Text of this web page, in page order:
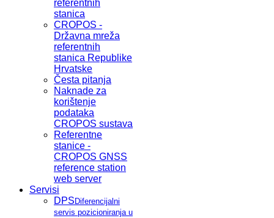
referentnih
stanica
CROPOS -
Državna mreža
referentnih
stanica Republike
Hrvatske
Česta pitanja
Naknade za
korištenje
podataka
CROPOS sustava
Referentne
stanice -
CROPOS GNSS
reference station
web server
Servisi
DPS Diferencijalni
servis pozicioniranja u